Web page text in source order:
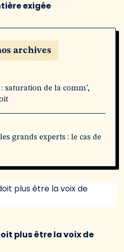
exigée
archives
saturation de la comm’,
grands experts : le cas de
plus être la voix de